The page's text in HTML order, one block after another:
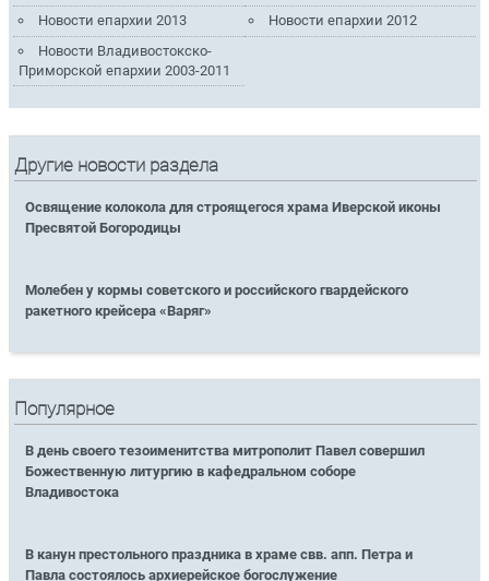
Новости епархии 2013
Новости епархии 2012
Новости Владивостокско-
Приморской епархии 2003-2011
Другие новости раздела
Освящение колокола для строящегося храма Иверской иконы
Пресвятой Богородицы
Молебен у кормы советского и российского гвардейского
ракетного крейсера «Варяг»
Популярное
В день своего тезоименитства митрополит Павел совершил
Божественную литургию в кафедральном соборе
Владивостока
В канун престольного праздника в храме свв. апп. Петра и
Павла состоялось архиерейское богослужение